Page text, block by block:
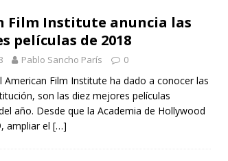
Film Institute anuncia las
películas de 2018
Pablo Sancho París 0
American Film Institute ha dado a conocer las
son las diez mejores películas
año. Desde que la Academia de Hollywood
ampliar el […]